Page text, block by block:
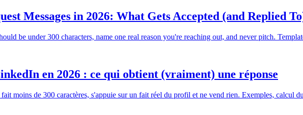
Messages in 2026: What Gets Accepted (and Replied
be under 300 characters, name one real reason you're reaching out, and never pitch.
en 2026 : ce qui obtient (vraiment) une réponse
moins de 300 caractères, s'appuie sur un fait réel du profil et ne vend rien. Exemples, calcul